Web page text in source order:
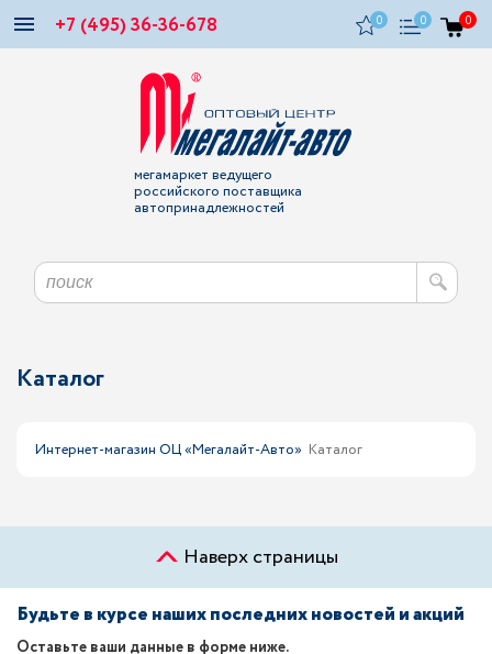
+7 (495) 36-36-678 0 0 0
мегамаркет ведущего
российского поставщика
автопринадлежностей
Каталог
Интернет-магазин ОЦ «Мегалайт-Авто» Каталог
Наверх страницы
Будьте в курсе наших последних новостей и акций
Оставьте ваши данные в форме ниже.